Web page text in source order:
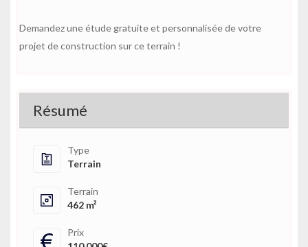
Demandez une étude gratuite et personnalisée de votre
projet de construction sur ce terrain !
Résumé
Type
Terrain
Terrain
462 m²
Prix